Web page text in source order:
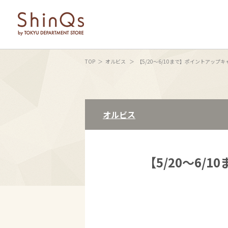
TOP オルビス 【5/20〜6/10まで】ポイントアップキ
オルビス
【5/20〜6/10